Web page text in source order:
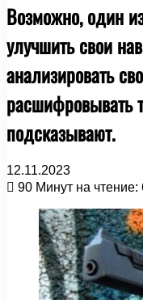
Возможно, один
улучшить свои
анализировать
расшифровывать
подсказывают.
12.11.2023
90 Минут на чтение: